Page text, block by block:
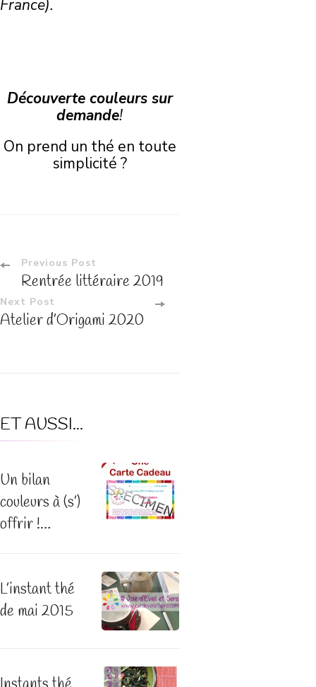
France).
Découverte couleurs sur
demande!
On prend un thé en toute
simplicité ?
Post
Navigation
Previous Post
Rentrée littéraire 2019
Next Post
Atelier d’Origami 2020
ET AUSSI...
Un bilan
couleurs à (s’)
offrir !…
L’instant thé
de mai 2015